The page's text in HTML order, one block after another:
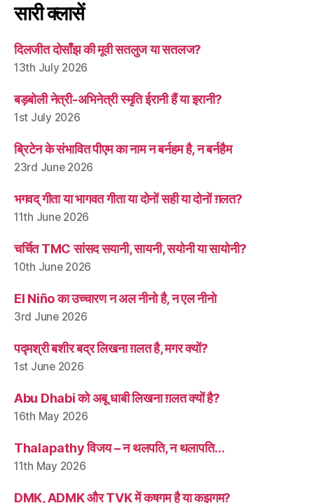
सारी क्लासें
दिलजीत दोसाँझ की मूवी सतलुज या सतलज?
13th July 2026
बड़बोली नेत्री-अभिनेत्री स्मृति ईरानी हैं या इरानी?
1st July 2026
ब्रिटेन के संभावित पीएम का नाम न बर्नहम है, न बर्नहैम
23rd June 2026
भगवद् गीता या भागवत गीता या दोनों सही या दोनों ग़लत?
11th June 2026
चर्चित TMC सांसद सयानी, सायनी, सयोनी या सायोनी?
10th June 2026
El Niño का उच्चारण न अल नीनो है, न एल नीनो
3rd June 2026
पद्मश्री बशीर बद्र लिखना ग़लत है, मगर क्यों?
1st June 2026
Abu Dhabi को अबू धाबी लिखना ग़लत क्यों है?
16th May 2026
Thalapathy विजय – न थलपति, न थलापति…
11th May 2026
DMK, ADMK और TVK में कषगम है या कझगम?